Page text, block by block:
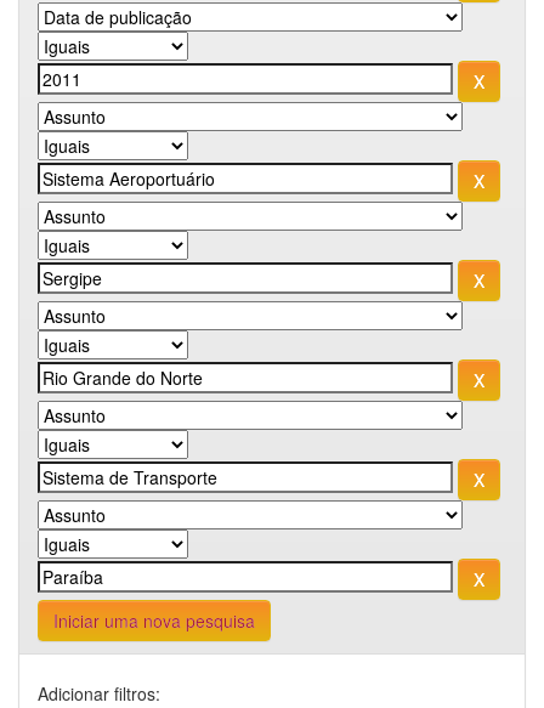
Iniciar uma nova pesquisa
Adicionar filtros: